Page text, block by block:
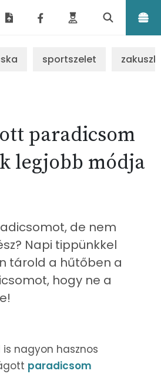
sportszelet
paradicsom
legjobb módja
de nem
Napi tippünkkel
tárold a hűtőben a
hogy ne a
nagyon hasznos
paradicsom